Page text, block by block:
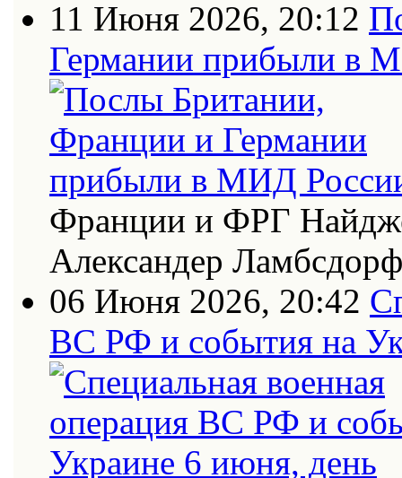
11 Июня 2026, 20:12
Германии прибыли в
Франции и ФРГ
Александер
06 Июня 2026, 20:42
ВС РФ и события на